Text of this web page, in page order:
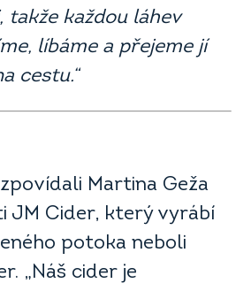
takže každou láhev
líbáme a přejeme jí
cestu.“
Martina Geža
JM Cider, který vyrábí
potoka neboli
„Náš cider je